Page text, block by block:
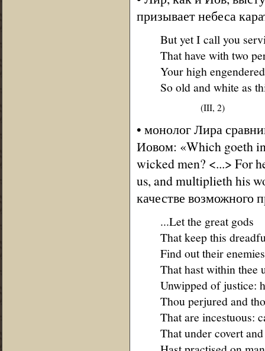
призывает небеса
But yet I call you
That have with two
Your high
So old and white as
(III, 2)
• монолог Лира
Иовом: «Which goeth
wicked men? <...> For
us, and multiplieth his
качестве возможного
...Let the great gods
That keep this
Find out their
That hast within thee
Unwipped of justice:
Thou perjured and
That are incestuous:
That under covert